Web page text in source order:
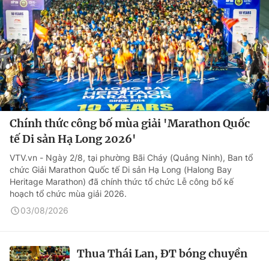
Chính thức công bố mùa giải 'Marathon Quốc
tế Di sản Hạ Long 2026'
VTV.vn - Ngày 2/8, tại phường Bãi Cháy (Quảng Ninh), Ban tổ
chức Giải Marathon Quốc tế Di sản Hạ Long (Halong Bay
Heritage Marathon) đã chính thức tổ chức Lễ công bố kế
hoạch tổ chức mùa giải 2026.
03/08/2026
Thua Thái Lan, ĐT bóng chuyền